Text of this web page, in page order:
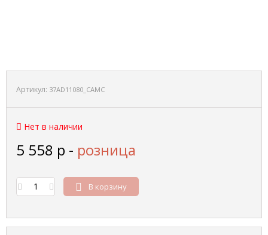
Артикул: 37AD11080_CAMC
Нет в наличии
5 558 р - розница
В корзину